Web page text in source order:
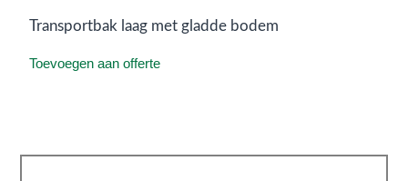
Transportbak laag met gladde bodem
Toevoegen aan offerte